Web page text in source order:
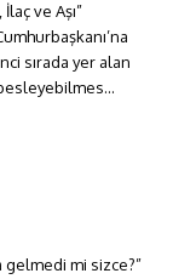
ve Aşı”
sırada yer alan
gelmedi mi sizce?”